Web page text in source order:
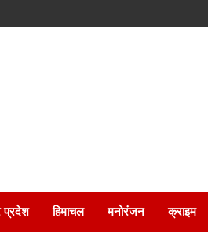
प्रदेश हिमाचल मनोरंजन क्राइम